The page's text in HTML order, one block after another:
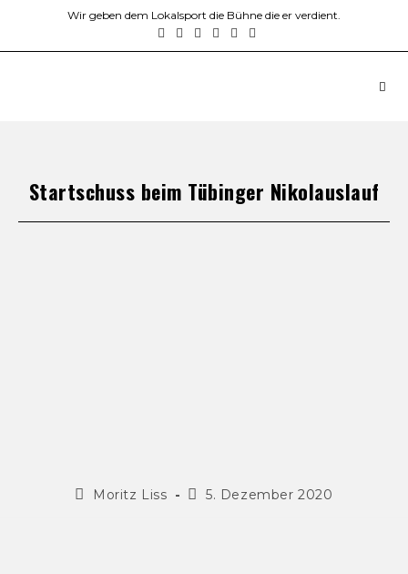
Wir geben dem Lokalsport die Bühne die er verdient.
Startschuss beim Tübinger Nikolauslauf
Moritz Liss 5. Dezember 2020